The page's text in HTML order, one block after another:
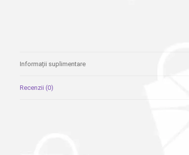
Informații suplimentare
Recenzii (0)